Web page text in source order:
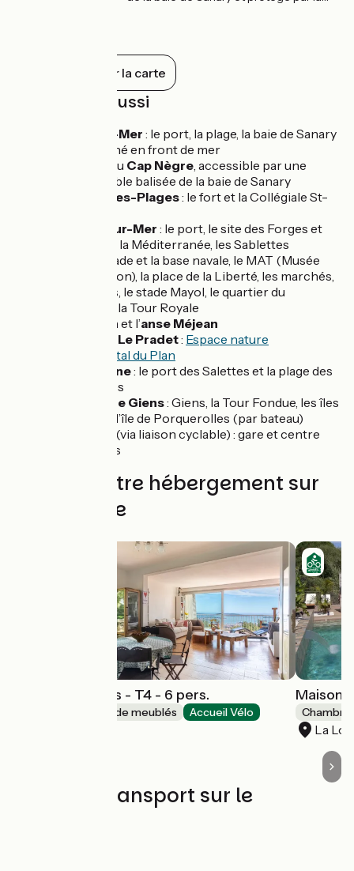
enchanteur avec un marché riche en
produits du terroir qui s'étale le long de
l'allée Estienne d'Orves, et un port de
pêche pittoresque où "les pointus"
bigarrés rivalisent en colorimétrie avec le
Tout afficher sur la carte
À découvrir aussi
Sanary-sur-Mer : le port, la plage, la baie de Sanary
et son marché en front de mer
La batterie du Cap Nègre , accessible par une
liaison cyclable balisée de la baie de Sanary
Six-Fours-les-Plages: le fort et la Collégiale St-
La Seyne-sur-Mer : le port, le site des Forges et
chantiers de la Méditerranée, les Sablettes
: la rade et la base navale, le MAT (Musée
d’Art de Toulon), la place de la Liberté, les marchés,
les fontaines, le stade Mayol, le quartier du
Mourillon et la Tour Royale
Cap Brun et l’anse Méjean
Le Pradet: Espace nature
départemental du Plan
Carqueiranne: le port des Salettes et la plage des
Pins penchés
Presqu'île de Giens: Giens, la Tour Fondue, les îles
d’Hyères ou l’île de Porquerolles (par bateau)
À proximité (via liaison cyclable) : gare et centre
ville d’Hyères
Trouvez votre hébergement sur
cette étape
Maison l'Angélus - T4 - 6 pers.
Gîtes et locations de meublés Accueil Vélo
Maison
La
Trains et transport sur le